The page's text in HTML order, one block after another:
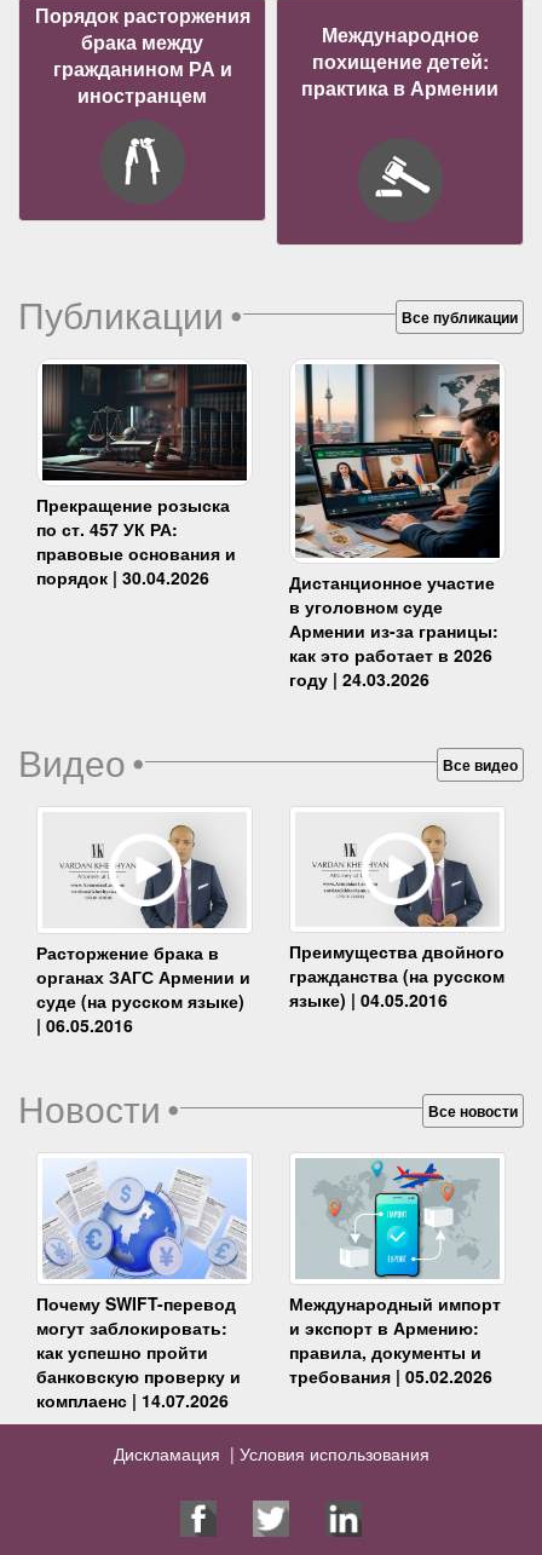
Порядок расторжения
брака между
гражданином РА и
иностранцем
Международное
похищение детей:
практика в Армении
Публикации• Все публикации
Прекращение розыска
по ст. 457 УК РА:
правовые основания и
порядок | 30.04.2026
Дистанционное участие
в уголовном суде
Армении из-за границы:
как это работает в 2026
году | 24.03.2026
Видео• Все видео
Расторжение брака в
органах ЗАГС Армении и
суде (на русском языке)
| 06.05.2016
Преимущества двойного
гражданства (на русском
языке) | 04.05.2016
Новости• Все новости
Почему SWIFT-перевод
могут заблокировать:
как успешно пройти
банковскую проверку и
комплаенс | 14.07.2026
Международный импорт
и экспорт в Армению:
правила, документы и
требования | 05.02.2026
Дискламация | Условия использования